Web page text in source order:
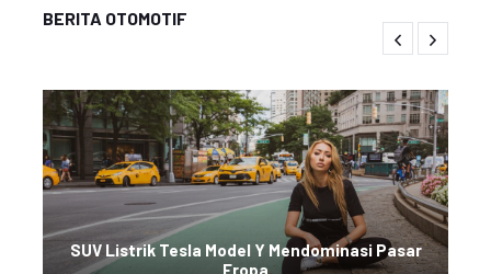
BERITA OTOMOTIF
SUV Listrik Tesla Model Y Mendominasi Pasar
Eropa